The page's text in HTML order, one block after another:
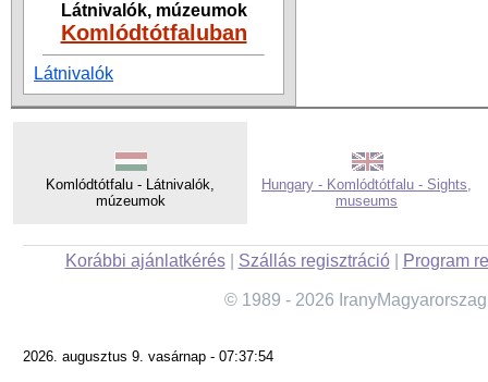
Látnivalók, múzeumok
Komlódtótfaluban
Látnivalók
Komlódtótfalu - Látnivalók,
múzeumok
Hungary - Komlódtótfalu - Sights,
museums
Korábbi ajánlatkérés| Szállás regisztráció| Program
© 1989 - 2026
2026. augusztus 9. vasárnap - 07:37:54